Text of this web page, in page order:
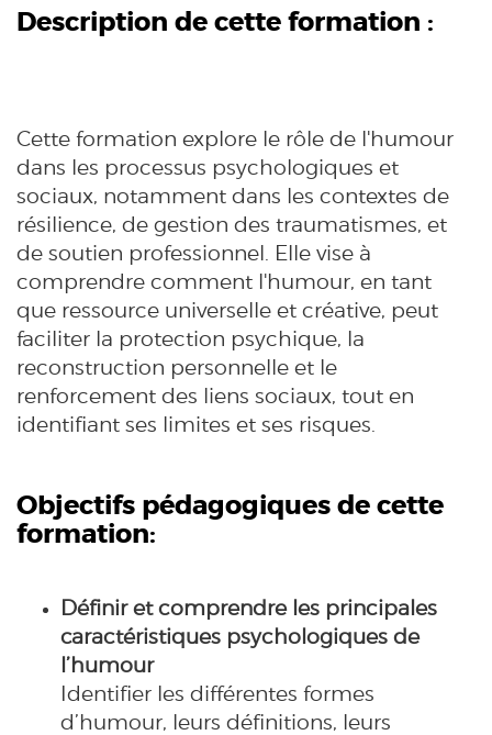
Description de cette formation :
Cette formation explore le rôle de l'humour
dans les processus psychologiques et
sociaux, notamment dans les contextes de
résilience, de gestion des traumatismes, et
de soutien professionnel. Elle vise à
comprendre comment l'humour, en tant
que ressource universelle et créative, peut
faciliter la protection psychique, la
reconstruction personnelle et le
renforcement des liens sociaux, tout en
identifiant ses limites et ses risques.
Objectifs pédagogiques de cette
formation:
Définir et comprendre les principales
caractéristiques psychologiques de
l’humour
Identifier les différentes formes
d’humour, leurs définitions, leurs